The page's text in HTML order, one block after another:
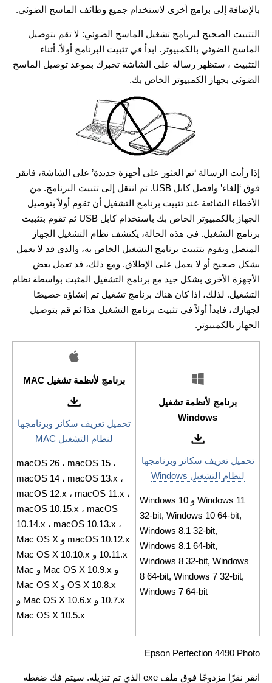
بالإضافة إلى برامج أخرى لاستخدام جميع وظائف الماسح الضوئي.
التثبيت الصحيح لبرنامج تشغيل الماسح الضوئي: لا تقم بتوصيل
الماسح الضوئي بالكمبيوتر. ابدأ في تثبيت البرنامج أولاً. أثناء
التثبيت ، ستظهر رسالة على الشاشة تخبرك بموعد توصيل الماسح
الضوئي بجهاز الكمبيوتر الخاص بك.
إذا رأيت الرسالة ‘تم العثور على أجهزة جديدة’ على الشاشة، فانقر
فوق ‘إلغاء’ وافصل كابل USB. ثم انتقل إلى تثبيت البرنامج. من
الأخطاء الشائعة عند تثبيت برنامج التشغيل أن تقوم أولاً بتوصيل
الجهاز بالكمبيوتر الخاص بك باستخدام كابل USB ثم تقوم بتثبيت
برنامج التشغيل. في هذه الحالة، يكتشف نظام التشغيل الجهاز
المتصل ويقوم بتثبيت برنامج التشغيل الخاص به، والذي قد لا يعمل
بشكل صحيح أو لا يعمل على الإطلاق. ومع ذلك، قد تعمل بعض
الأجهزة الأخرى بشكل جيد مع برنامج التشغيل المثبت بواسطة نظام
التشغيل. لذلك، إذا كان هناك برنامج تشغيل تم إنشاؤه خصيصًا
لجهازك، فابدأ أولاً في تثبيت برنامج التشغيل هذا ثم قم بتوصيل
الجهاز بالكمبيوتر.
برنامج لأنظمة تشغيل
Windows
تحميل تعريف سكانر وبرنامجها
لنظام التشغيل Windows
Windows 11 و Windows 10
32-bit, Windows 10 64-bit,
Windows 8.1 32-bit,
Windows 8.1 64-bit,
Windows 8 32-bit, Windows
8 64-bit, Windows 7 32-bit,
Windows 7 64-bit
برنامج لأنظمة تشغيل MAC
تحميل تعريف سكانر وبرنامجها
لنظام التشغيل MAC
macOS 26 ، macOS 15 ،
macOS 14 ، macOS 13.x ،
macOS 12.x ، macOS 11.x ،
macOS 10.15.x ، macOS
10.14.x ، macOS 10.13.x ،
macOS 10.12.x و Mac OS X
10.11.x و Mac OS X 10.10.x
و Mac OS X 10.9.x و Mac
OS X 10.8.x و Mac OS X
10.7.x و Mac OS X 10.6.x و
Mac OS X 10.5.x
Epson Perfection 4490 Photo
انقر نقرًا مزدوجًا فوق ملف exe الذي تم تنزيله. سيتم فك ضغطه